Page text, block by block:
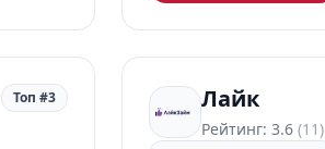
Топ #3 Лайк
Рейтинг: 3.6 (11)